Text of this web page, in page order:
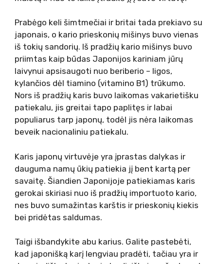
Prabėgo keli šimtmečiai ir britai tada prekiavo su
japonais, o kario prieskonių mišinys buvo vienas
iš tokių sandorių. Iš pradžių kario mišinys buvo
priimtas kaip būdas Japonijos kariniam jūrų
laivynui apsisaugoti nuo beriberio – ligos,
kylančios dėl tiamino (vitamino B1) trūkumo.
Nors iš pradžių karis buvo laikomas vakarietišku
patiekalu, jis greitai tapo paplitęs ir labai
populiarus tarp japonų, todėl jis nėra laikomas
beveik nacionaliniu patiekalu.
Karis japonų virtuvėje yra įprastas dalykas ir
dauguma namų ūkių patiekia jį bent kartą per
savaitę. Šiandien Japonijoje patiekiamas karis
gerokai skiriasi nuo iš pradžių importuoto kario,
nes buvo sumažintas karštis ir prieskonių kiekis
bei pridėtas saldumas.
Taigi išbandykite abu karius. Galite pastebėti,
kad japonišką karį lengviau pradėti, tačiau yra ir